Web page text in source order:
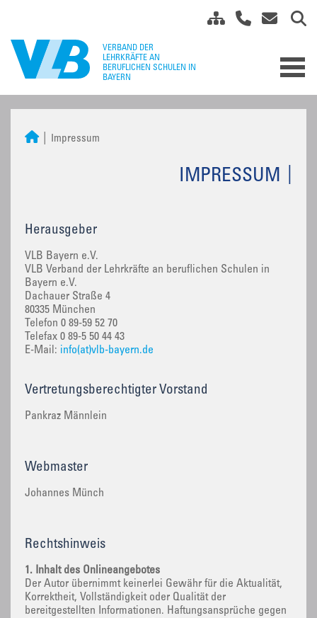
Impressum
IMPRESSUM
Herausgeber
VLB Bayern e.V.
VLB Verband der Lehrkräfte an beruflichen Schulen in
Bayern e.V.
Dachauer Straße 4
80335 München
Telefon 0 89-59 52 70
Telefax 0 89-5 50 44 43
E-Mail: info(at)vlb-bayern.de
Vertretungsberechtigter Vorstand
Pankraz Männlein
Webmaster
Johannes Münch
Rechtshinweis
1. Inhalt des Onlineangebotes
Der Autor übernimmt keinerlei Gewähr für die Aktualität,
Korrektheit, Vollständigkeit oder Qualität der
bereitgestellten Informationen. Haftungsansprüche gegen